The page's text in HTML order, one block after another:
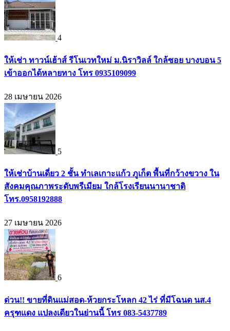
4
ให้เช่า ทาวน์เฮ้าส์ รีโนเวทใหม่ ม.นิราวิลล์ ใกล้ซอย บางบอน 5
เข้าออกได้หลายทาง โทร 0935109099
28 เมษายน 2026
5
ให้เช่าบ้านเดี่ยว 2 ชั้น ทำเลเกาะแก้ว ภูเก็ต พื้นที่กว้างขวาง ใน
สังคมคุณภาพระดับพรีเมียม ใกล้โรงเรียนนานาชาติ
โทร.0958192888
27 เมษายน 2026
6
ด่วน!! ขายที่ดินแม่สอด-ห้วยกระโหลก 42 ไร่ ที่มีโฉนด นส.4
ครุฑแดง แปลงเดียวในย่านนี้ โทร 083-5437789